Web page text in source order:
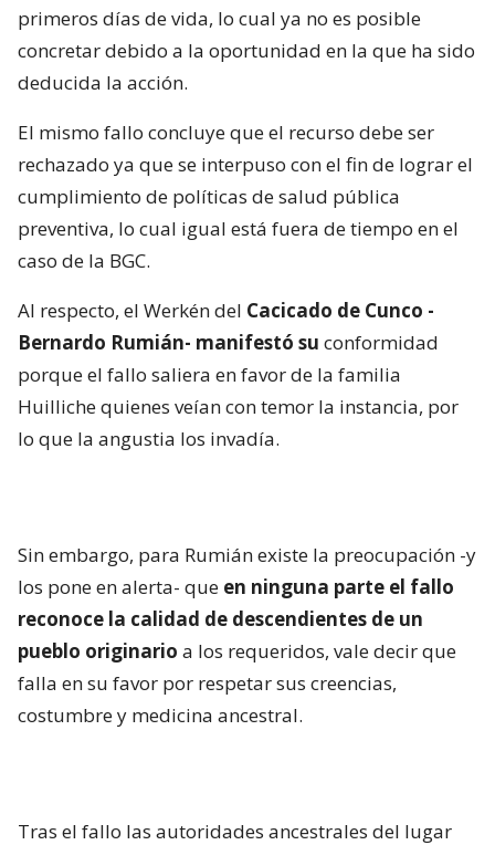
primeros días de vida, lo cual ya no es posible
concretar debido a la oportunidad en la que ha sido
deducida la acción.
El mismo fallo concluye que el recurso debe ser
rechazado ya que se interpuso con el fin de lograr el
cumplimiento de políticas de salud pública
preventiva, lo cual igual está fuera de tiempo en el
caso de la BGC.
Al respecto, el Werkén del Cacicado de Cunco -
Bernardo Rumián- manifestó su conformidad
porque el fallo saliera en favor de la familia
Huilliche quienes veían con temor la instancia, por
lo que la angustia los invadía.
Sin embargo, para Rumián existe la preocupación -y
los pone en alerta- que en ninguna parte el fallo
reconoce la calidad de descendientes de un
pueblo originario a los requeridos, vale decir que
falla en su favor por respetar sus creencias,
costumbre y medicina ancestral.
Tras el fallo las autoridades ancestrales del lugar